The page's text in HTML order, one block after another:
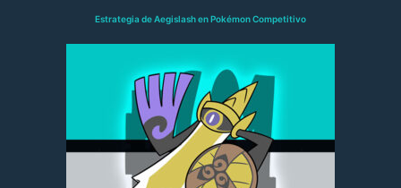
Estrategia de Aegislash en Pokémon Competitivo